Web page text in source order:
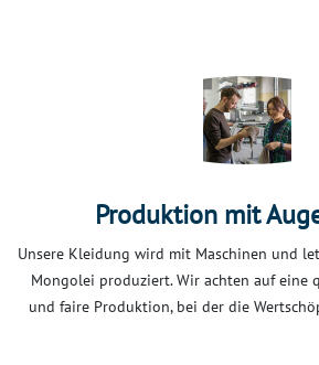
Produktion mit
Unsere Kleidung wird mit Maschinen und
Mongolei produziert. Wir achten auf eine
und faire Produktion, bei der die